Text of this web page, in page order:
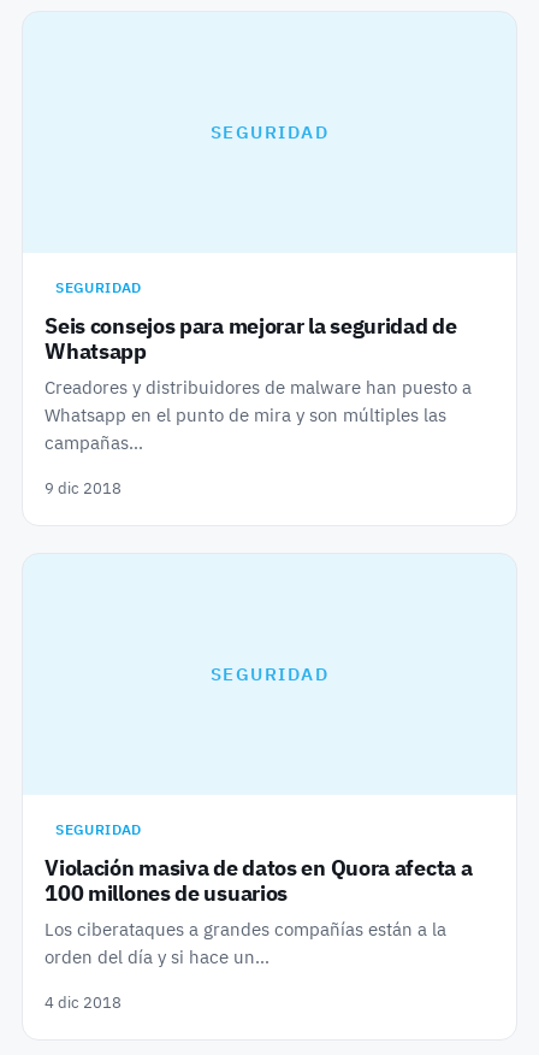
SEGURIDAD
SEGURIDAD
Seis consejos para mejorar la seguridad de
Whatsapp
Creadores y distribuidores de malware han puesto a
Whatsapp en el punto de mira y son múltiples las
campañas…
9 dic 2018
SEGURIDAD
SEGURIDAD
Violación masiva de datos en Quora afecta a
100 millones de usuarios
Los ciberataques a grandes compañías están a la
orden del día y si hace un…
4 dic 2018